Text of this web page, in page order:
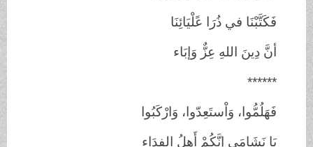
فَكَتَّبْنَا في ذُرَا عًلْيَائِنَا
أنَّ دِينَ اللهِ عِزٌّ وَإبَاء
******
فَهَلُمُّوا، وَاْستَعِدّوا، وَارْكَبُوا
يَا نَشَامَى إِنَّكُمْ أَهلُ الفِدَاء